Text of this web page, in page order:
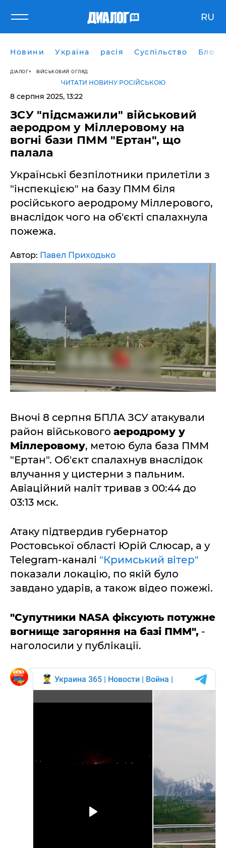
RU
Новини Україна расія Суспільство Блоги
ДІАЛОГ ВІЙСЬКОВИЙ ОГЛЯД
ЧИТАТИ НОВИНУ РОСІЙСЬКОЮ
8 серпня 2025, 13:22
ЗСУ "підсмажили" військовий
аеродром у Міллеровому на
вогні бази ПММ "Ертан", що
палала
Українські безпілотники прилетіли з
"інспекцією" на базу ПММ біля
російського аеродрому Міллерового,
внаслідок чого на об'єкті спалахнула
пожежа.
Автор: Павел Приходько
Вночі 8 серпня БПЛА ЗСУ атакували
район військового аеродрому у
Міллеровому, метою була база ПММ
"Ертан". Об'єкт спалахнув внаслідок
влучання у цистерни з пальним.
Авіаційний наліт тривав з 00:44 до
03:13 мск.
Атаку підтвердив губернатор
Ростовської області Юрій Слюсар, а у
Telegram-каналі "Кримський вітер"
показали локацію, по якій було
завдано ударів, а також відео пожежі.
"Супутники NASA фіксують потужне
вогнище загоряння на базі ПММ", -
наголосили у публікації.